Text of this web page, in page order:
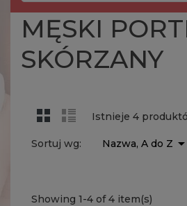
MĘSKI
SKÓRZANY
Istnieje 4
Sortuj wg: Nazwa, A do Z 
Showing 1-4 of 4 item(s)